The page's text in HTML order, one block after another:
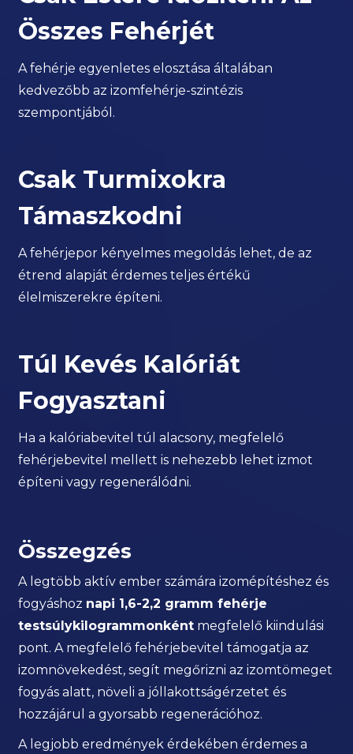
Összes Fehérjét
A fehérje egyenletes elosztása általában
kedvezőbb az izomfehérje-szintézis
szempontjából.
Csak Turmixokra
Támaszkodni
A fehérjepor kényelmes megoldás lehet, de az
étrend alapját érdemes teljes értékű
élelmiszerekre építeni.
Túl Kevés Kalóriát
Fogyasztani
Ha a kalóriabevitel túl alacsony, megfelelő
fehérjebevitel mellett is nehezebb lehet izmot
építeni vagy regenerálódni.
Összegzés
A legtöbb aktív ember számára izomépítéshez és
fogyáshoz napi 1,6-2,2 gramm fehérje
testsúlykilogrammonként megfelelő kiindulási
pont. A megfelelő fehérjebevitel támogatja az
izomnövekedést, segít megőrizni az izomtömeget
fogyás alatt, növeli a jóllakottságérzetet és
hozzájárul a gyorsabb regenerációhoz.
A legjobb eredmények érdekében érdemes a